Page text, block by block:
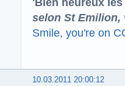
selon St Emilion,
Smile, you're on
10.03.2011 20:00:12